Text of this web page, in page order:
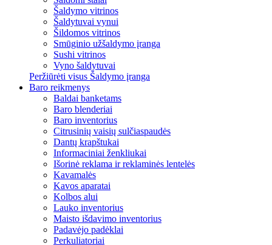
Šaldymo vitrinos
Šaldytuvai vynui
Šildomos vitrinos
Smūginio užšaldymo įranga
Sushi vitrinos
Vyno šaldytuvai
Peržiūrėti visus Šaldymo įranga
Baro reikmenys
Baldai banketams
Baro blenderiai
Baro inventorius
Citrusinių vaisių sulčiaspaudės
Dantų krapštukai
Informaciniai ženkliukai
Išorinė reklama ir reklaminės lentelės
Kavamalės
Kavos aparatai
Kolbos alui
Lauko inventorius
Maisto išdavimo inventorius
Padavėjo padėklai
Perkuliatoriai